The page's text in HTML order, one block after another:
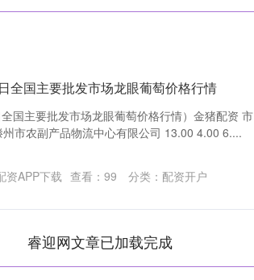
全国主要批发市场龙眼葡萄价格行情
国主要批发市场龙眼葡萄价格行情）金猪配资 市
市农副产品物流中心有限公司 13.00 4.00 6....
资APP下载 查看： 99 分类： 配资开户
睿迎网文章已加载完成